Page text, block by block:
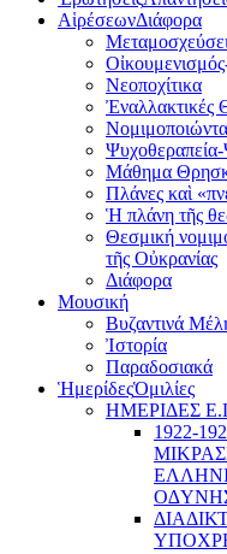
ΑἱρέσεωνΔιάφορα
Νεοποχίτικα
Ἐναλλακτικές
Μάθημα
Πλάνες καὶ
Ἡ πλάνη τῆς
Θεσμική
τῆς Οὐκρανίας
Διάφορα
Μουσική
Βυζαντινά
Ἰστορία
Παραδοσιακά
ἩμερίδεςὉμιλίες
ΗΜΕΡΙΔΕΣ
1922-